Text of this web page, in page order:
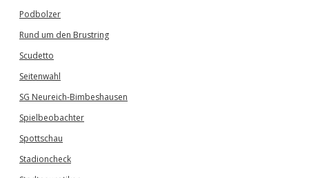
Podbolzer
Rund um den Brustring
Scudetto
Seitenwahl
SG Neureich-Bimbeshausen
Spielbeobachter
Spottschau
Stadioncheck